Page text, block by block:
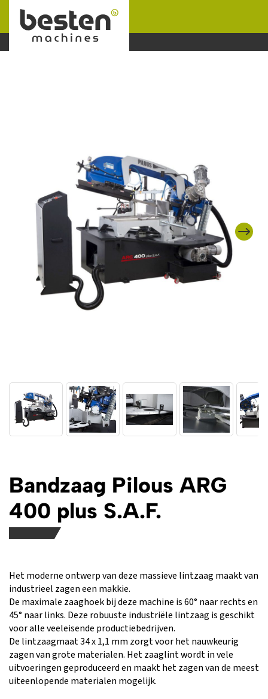
Naar hoofdinhoud
Bandzaag Pilous ARG
400 plus S.A.F.
Het moderne ontwerp van deze massieve lintzaag maakt van
industrieel zagen een makkie.
De maximale zaaghoek bij deze machine is 60° naar rechts en
45° naar links. Deze robuuste industriële lintzaag is geschikt
voor alle veeleisende productiebedrijven.
De lintzaagmaat 34 x 1,1 mm zorgt voor het nauwkeurig
zagen van grote materialen. Het zaaglint wordt in vele
uitvoeringen geproduceerd en maakt het zagen van de meest
uiteenlopende materialen mogelijk.
Next